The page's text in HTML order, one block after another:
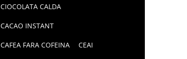
CIOCOLATA CALDA
CACAO INSTANT
CAFEA FARA COFEINA CEAI